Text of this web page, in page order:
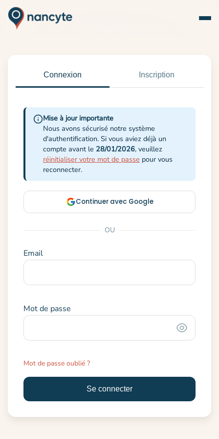
Connexion Inscription
Mise à jour importante
Nous avons sécurisé notre système
d'authentification. Si vous aviez déjà un
compte avant le 28/01/2026, veuillez
réinitialiser votre mot de passe pour vous
reconnecter.
Continuer avec Google
OU
Email
Mot de passe
Mot de passe oublié ?
Se connecter